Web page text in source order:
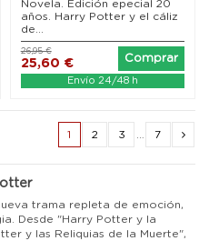
Novela. Edición epecial 20
años. Harry Potter y el cáliz
de...
25,60 €
26,95 €
Comprar
Envío 24/48 h
1 2 3 7
trama repleta de emoción,
Desde "Harry Potter y la
y las Reliquias de la Muerte",